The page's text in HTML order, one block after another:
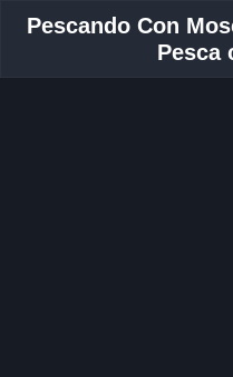
Pescando Con
Pesca